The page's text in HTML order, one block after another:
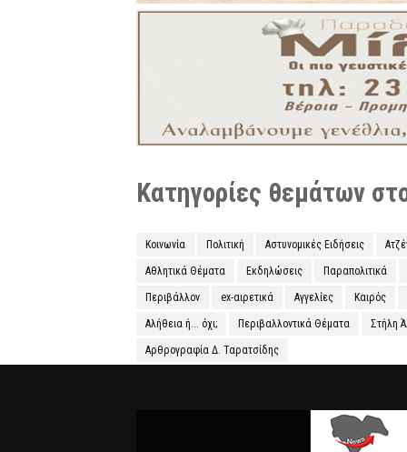
Κατηγορίες θεμάτων
Κοινωνία Πολιτική Αστυνομικές Ειδήσεις
Αθλητικά Θέματα Εκδηλώσεις Παραπολιτικά
Περιβάλλον ex-αιρετικά Αγγελίες Καιρός
Αλήθεια ή... όχι; Περιβαλλοντικά Θέματα Στήλη
Αρθρογραφία Δ. Ταρατσίδης